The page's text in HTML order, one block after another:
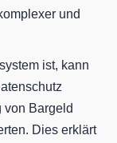
und
ist, kann
von Bargeld
Dies erklärt